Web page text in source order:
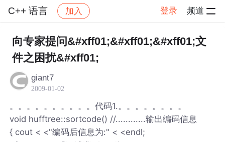
C++ 语言 加入 登录 频道
社区 C++ 语言 帖子详情
向专家提问&#xff01;&#xff01;&#xff01;文
件之困扰&#xff01;
giant7
2009-01-02
。。。。。。。。。。代码1.。。。。。。。。
void hufftree::sortcode() //............输出编码信息
{ cout < <"编码后信息为:" < <endl;